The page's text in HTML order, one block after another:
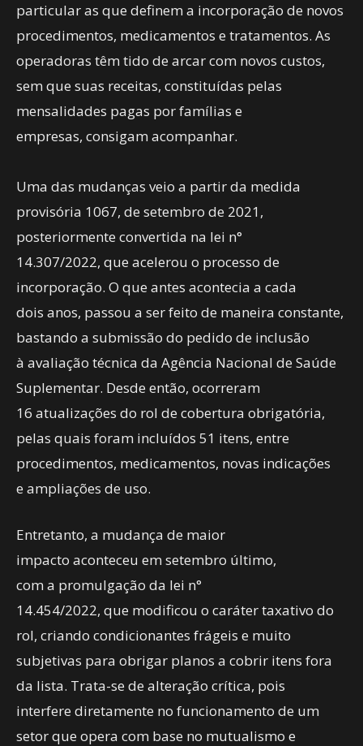
particular as que definem a incorporação de novos
procedimentos, medicamentos e tratamentos. As
operadoras têm tido de arcar com novos custos,
sem que suas receitas, constituídas pelas
mensalidades pagas por famílias e
empresas, consigam acompanhar.
Uma das mudanças veio a partir da medida
provisória 1067, de setembro de 2021,
posteriormente convertida na lei n°
14.307/2022, que acelerou o processo de
incorporação. O que antes acontecia a cada
dois anos, passou a ser feito de maneira constante,
bastando a submissão do pedido de inclusão
à avaliação técnica da Agência Nacional de Saúde
Suplementar. Desde então, ocorreram
16 atualizações do rol de cobertura obrigatória,
pelas quais foram incluídos 51 itens, entre
procedimentos, medicamentos, novas indicações
e ampliações de uso.
Entretanto, a mudança de maior
impacto aconteceu em setembro último,
com a promulgação da lei n°
14.454/2022, que modificou o caráter taxativo do
rol, criando condicionantes frágeis e muito
subjetivas para obrigar planos a cobrir itens fora
da lista. Trata-se de alteração crítica, pois
interfere diretamente no funcionamento de um
setor que opera com base no mutualismo e